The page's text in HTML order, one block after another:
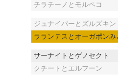
チラチーノとモルペコ
ジュナイパーとズルズキン
ラランテスとオーガポンみ
サーナイトとゲノセクト
クチートとエルフーン